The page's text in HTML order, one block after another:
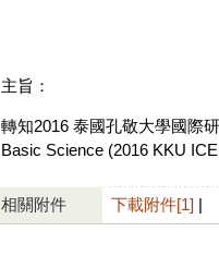
主旨：
轉知2016 泰國孔敬大學國際
Basic Science (2016 KKU
相關附件 下載附件[1] |